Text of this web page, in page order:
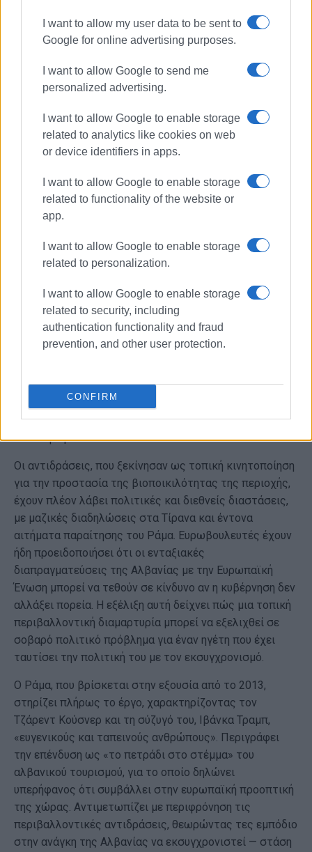
I want to allow my user data to be sent to
Google for online advertising purposes.
I want to allow Google to send me
personalized advertising.
I want to allow Google to enable storage
related to analytics like cookies on web
or device identifiers in apps.
I want to allow Google to enable storage
related to functionality of the website or
app.
I want to allow Google to enable storage
related to personalization.
I want to allow Google to enable storage
related to security, including
authentication functionality and fraud
prevention, and other user protection.
CONFIRM
ελληνικό προϊόν, καταλαμβάνει περιορισμένη θέση στις
εξαγωγές.
Ο εκσυγχρονισμός και ο εκδημοκρατισμός αποτελούν
εξίσου κρίσιμες προκλήσεις για τις
μετακομμουνιστικές χώρες των Βαλκανίων. Στην
Αλβανία, ο πρωθυπουργός Έντι Ράμα θεωρεί τον
τουρισμό βασικό πυλώνα για τη βελτίωση της διεθνούς
εικόνας μιας χώρας που επί μακρόν συνδεόταν με
κοινωνικές πρακτικές, όπως εκείνη της «ορκισμένης
παρθένου», κατά την οποία μια γυναίκα αποκτά
κοινωνικά και νομικά την ιδιότητα του άνδρα για να
Χαρακτηριστικό παράδειγμα του διλήμματος αποτελεί
συγκροτήματος ύψους 4 δισ. ευρώ στο Ζβέρνετς της
Αδριατικής, το οποίο χρηματοδοτείται εν μέρει από τον
γαμπρό του Ντόναλντ Τραμπ, Τζάρεντ Κούσνερ.
Σύμφωνα με τους Sunday Times, τα σχέδια
συναυλιακούς χώρους, καζίνο, ιππικό κέντρο, ναυτικό
όμιλο, υδάτινο πάρκο και «κήπους λιμνοθαλασσών» που
εκτείνονται σε έκταση ίση με περίπου 14 γήπεδα
ποδοσφαίρου.
Οι αντιδράσεις, που ξεκίνησαν ως τοπική κινητοποίηση
για την προστασία της βιοποικιλότητας της περιοχής,
έχουν πλέον λάβει πολιτικές και διεθνείς διαστάσεις,
με μαζικές διαδηλώσεις στα Τίρανα και έντονα
αιτήματα παραίτησης του Ράμα. Ευρωβουλευτές έχουν
ήδη προειδοποιήσει ότι οι ενταξιακές
διαπραγματεύσεις της Αλβανίας με την Ευρωπαϊκή
Ένωση μπορεί να τεθούν σε κίνδυνο αν η κυβέρνηση δεν
αλλάξει πορεία. Η εξέλιξη αυτή δείχνει πώς μια τοπική
περιβαλλοντική διαμαρτυρία μπορεί να εξελιχθεί σε
σοβαρό πολιτικό πρόβλημα για έναν ηγέτη που έχει
ταυτίσει την πολιτική του με τον εκσυγχρονισμό.
Ο Ράμα, που βρίσκεται στην εξουσία από το 2013,
στηρίζει πλήρως το έργο, χαρακτηρίζοντας τον
Τζάρεντ Κούσνερ και τη σύζυγό του, Ιβάνκα Τραμπ,
«ευγενικούς και ταπεινούς ανθρώπους». Περιγράφει
την επένδυση ως «το πετράδι στο στέμμα» του
αλβανικού τουρισμού, για το οποίο δηλώνει
υπερήφανος ότι συμβάλλει στην ευρωπαϊκή προοπτική
της χώρας. Αντιμετωπίζει με περιφρόνηση τις
περιβαλλοντικές αντιδράσεις, θεωρώντας τες εμπόδιο
στην ανάγκη της Αλβανίας να εκσυγχρονιστεί — στάση